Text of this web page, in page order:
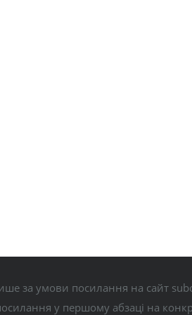
за умови посилання на сайт
у першому абзаці на